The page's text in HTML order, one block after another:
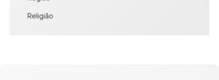
Religião